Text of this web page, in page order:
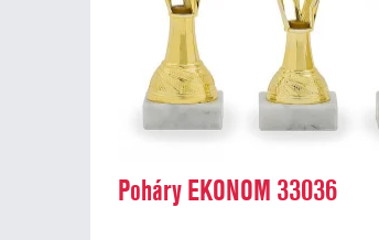
Poháry EKONOM 33036